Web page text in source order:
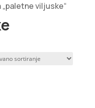
viljuske“